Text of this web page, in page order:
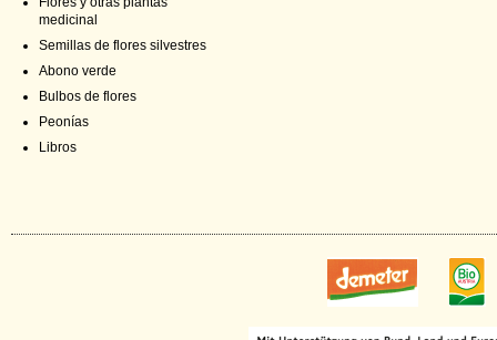
medicinal
Semillas de flores silvestres
Abono verde
Bulbos de flores
Peonías
Libros